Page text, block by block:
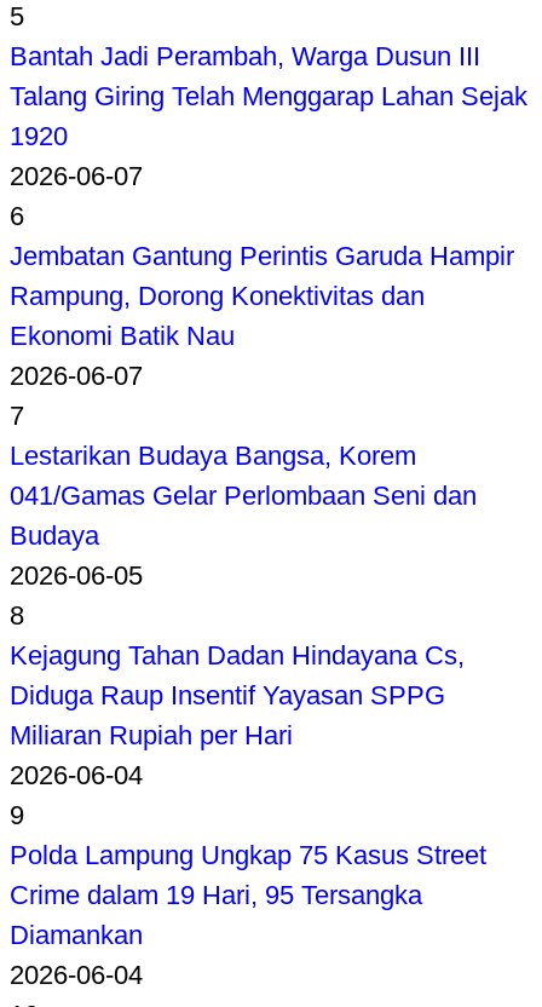
5
Bantah Jadi Perambah, Warga Dusun III
Talang Giring Telah Menggarap Lahan Sejak
1920
2026-06-07
6
Jembatan Gantung Perintis Garuda Hampir
Rampung, Dorong Konektivitas dan
Ekonomi Batik Nau
2026-06-07
7
Lestarikan Budaya Bangsa, Korem
041/Gamas Gelar Perlombaan Seni dan
Budaya
2026-06-05
8
Kejagung Tahan Dadan Hindayana Cs,
Diduga Raup Insentif Yayasan SPPG
Miliaran Rupiah per Hari
2026-06-04
9
Polda Lampung Ungkap 75 Kasus Street
Crime dalam 19 Hari, 95 Tersangka
Diamankan
2026-06-04